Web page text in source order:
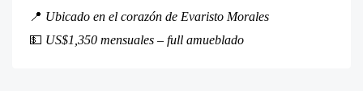
📍 Ubicado en el corazón de Evaristo Morales
💵 US$1,350 mensuales – full amueblado